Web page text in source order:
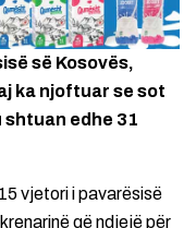
së Kosovës,
ka njoftuar se sot
shtuan edhe 31
vjetori i pavarësisë
që ndjejë për